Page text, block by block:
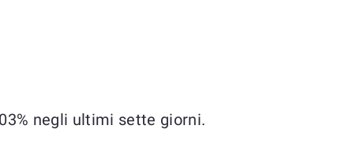
negli ultimi sette giorni.